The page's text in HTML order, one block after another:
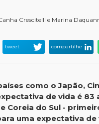
Crescitelli e Marina
tweet compartilhe
como o Japão,
de vida é 83
Coreia do Sul -
uma expectativa de